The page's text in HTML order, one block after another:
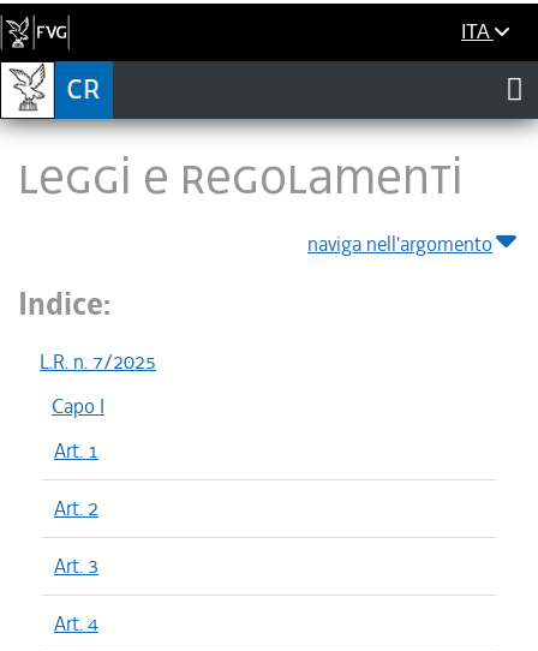
ITA
LEGGI E REGOLAMENTI
naviga nell'argomento
Indice:
L.R. n. 7/2025
Capo I
Art. 1
Art. 2
Art. 3
Art. 4